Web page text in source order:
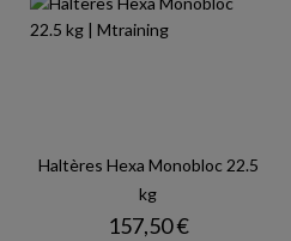
Haltères Hexa Monobloc 22.5
kg
Prix
157,50 €